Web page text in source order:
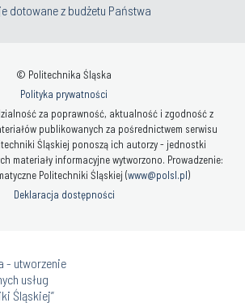
dotowane z budżetu Państwa
© Politechnika Śląska
Polityka prywatności
za poprawność, aktualność i zgodność z
publikowanych za pośrednictwem serwisu
Śląskiej ponoszą ich autorzy - jednostki
materiały informacyjne wytworzono. Prowadzenie:
Politechniki Śląskiej (www@polsl.pl)
Deklaracja dostępności
- utworzenie
usług
Śląskiej”